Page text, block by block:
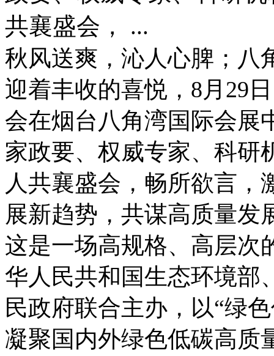
共襄盛会， ...
秋风送爽，沁人心脾；八
迎着丰收的喜悦，8月29
会在烟台八角湾国际会展
家政要、权威专家、科研
人共襄盛会，畅所欲言，
展新趋势，共谋高质量发
这是一场高规格、高层次
华人民共和国生态环境部
民政府联合主办，以“绿
凝聚国内外绿色低碳高质